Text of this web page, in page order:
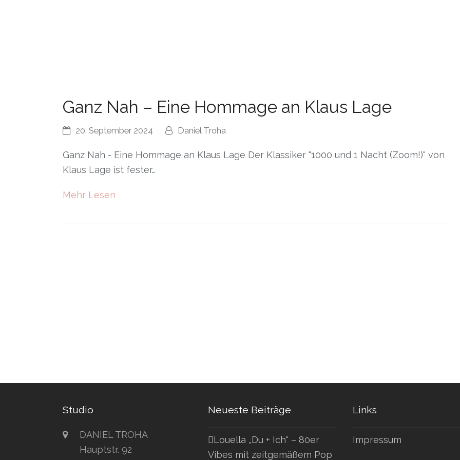
Ganz Nah – Eine Hommage an Klaus Lage
20. September 2024 Daniel Troha
Ganz Nah - Eine Hommage an Klaus Lage Der Klassiker "1000 und 1 Nacht (Zoom!)" von
Klaus Lage ist fester…
Mehr Lesen
Studio
DANIEL TROHA
Hauptstr. 92
Neueste Beiträge
Louella „Du + Ich“ – 80er
Vibes mit zeitgemäßem Pop
Links
Impressum